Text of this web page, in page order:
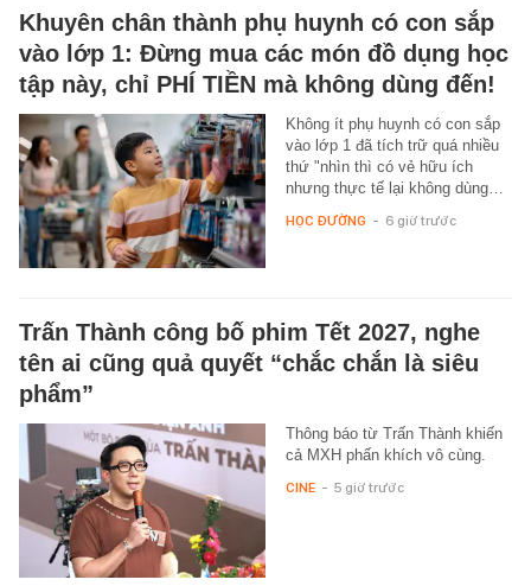
Khuyên chân thành phụ huynh có con sắp
vào lớp 1: Đừng mua các món đồ dụng học
tập này, chỉ PHÍ TIỀN mà không dùng đến!
Không ít phụ huynh có con sắp
vào lớp 1 đã tích trữ quá nhiều
thứ "nhìn thì có vẻ hữu ích
nhưng thực tế lại không dùng…
HỌC ĐƯỜNG - 6 giờ trước
Trấn Thành công bố phim Tết 2027, nghe
tên ai cũng quả quyết “chắc chắn là siêu
phẩm”
Thông báo từ Trấn Thành khiến
cả MXH phấn khích vô cùng.
CINE - 5 giờ trước